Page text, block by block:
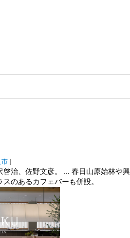
市 ]
治、佐野文彦。 ... 春日山原始林や
のあるカフェバーも併設。